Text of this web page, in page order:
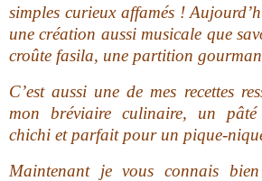
simples curieux affamés !
une création aussi musicale que
croûte fasila, une partition
C’est aussi une de mes recettes
mon bréviaire culinaire, un
chichi et parfait pour un pique-
Maintenant je vous connais